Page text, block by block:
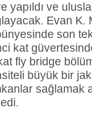
yapıldı ve
Evan K.
son
kat
fly bridge
büyük bir
sağlamak